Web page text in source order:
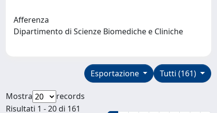
Afferenza
Dipartimento di Scienze Biomediche e Cliniche
Tutti (161)
Esportazione
Mostra
records
Risultati 1 - 20 di 161